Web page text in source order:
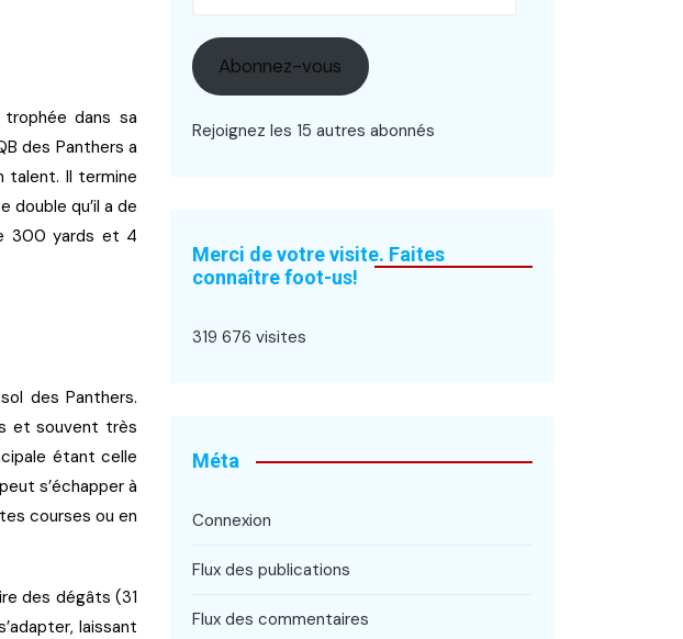
dans sa
des Panthers a
talent. Il termine
double qu’il a de
300 yards et 4
des Panthers.
et souvent très
étant celle
s’échapper à
courses ou en
des dégâts (31
laissant
Abonnez-vous
Rejoignez les 15 autres abonnés
Merci de votre visite. Faites
connaître foot-us!
319 676 visites
Méta
Connexion
Flux des publications
Flux des commentaires